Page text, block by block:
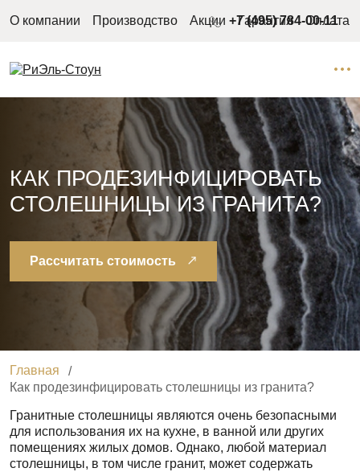
О компании Производство Акции Гарантия Оплата
+7 (495) 784-00-11
КАК ПРОДЕЗИНФИЦИРОВАТЬ
СТОЛЕШНИЦЫ ИЗ ГРАНИТА?
Рассчитать стоимость
Главная
Как продезинфицировать столешницы из гранита?
Гранитные столешницы являются очень безопасными
для использования их на кухне, в ванной или других
помещениях жилых домов. Однако, любой материал
столешницы, в том числе гранит, может содержать